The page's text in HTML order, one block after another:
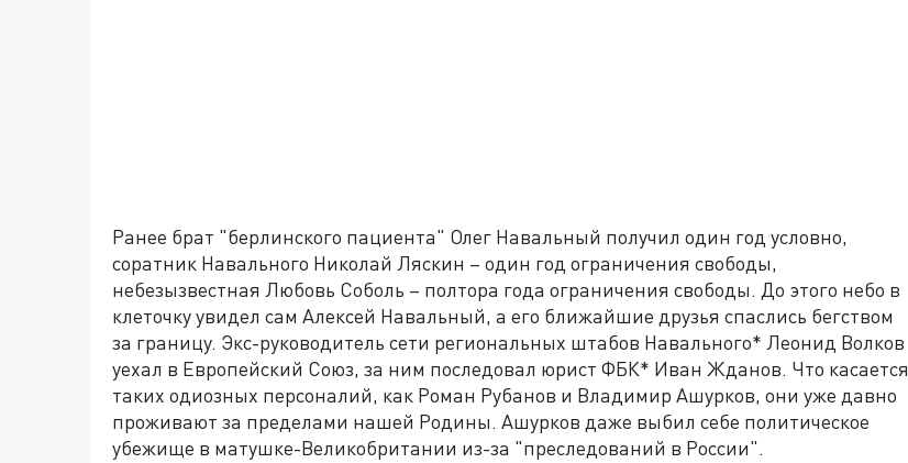
Ранее брат "берлинского пациента" Олег Навальный получил один год условно,
соратник Навального Николай Ляскин – один год ограничения свободы,
небезызвестная Любовь Соболь – полтора года ограничения свободы. До этого небо в
клеточку увидел сам Алексей Навальный, а его ближайшие друзья спаслись бегством
за границу. Экс-руководитель сети региональных штабов Навального* Леонид Волков
уехал в Европейский Союз, за ним последовал юрист ФБК* Иван Жданов. Что касается
таких одиозных персоналий, как Роман Рубанов и Владимир Ашурков, они уже давно
проживают за пределами нашей Родины. Ашурков даже выбил себе политическое
убежище в матушке-Великобритании из-за "преследований в России".